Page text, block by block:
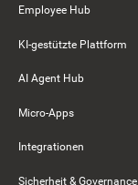
Employee Hub
KI-gestützte Plattform
AI Agent Hub
Micro-Apps
Integrationen
Sicherheit & Governance